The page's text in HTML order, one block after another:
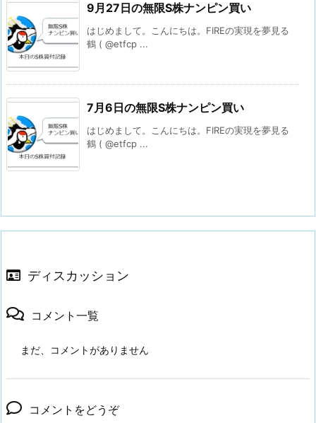
9月27日の無限S株ナンピン買い
はじめまして。こんにちは。FIREの実現を夢見る
鶴 ( @etfcp ...
7月6日の無限S株ナンピン買い
はじめまして。こんにちは。FIREの実現を夢見る
鶴 ( @etfcp ...
ディスカッション
コメント一覧
まだ、コメントがありません
コメントをどうぞ